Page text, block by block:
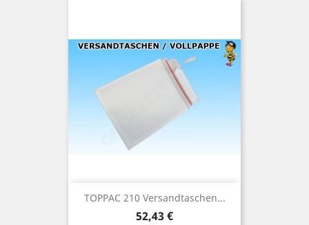
TOPPAC 210 Versandtaschen...
Preis
52,43 €